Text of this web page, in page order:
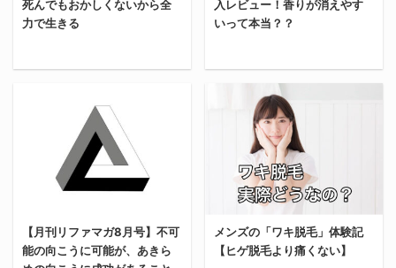
知名度を誇る美容室
アパートに引きこもって
ら。 別にVIOの毛なんて
気にしていないという男
なる。 俺はヒゲとワキを
にヒゲとワキも脱毛開始
済みで、一度脱毛のスッ
キリ感を知ってしまうと
ドンドン他の部位も脱毛
っている。 まだ一度も脱
毛をしたことがないって
いる。 しかし、タイ旅行
ではバカになって騒ぐに
っとグレードアップした
けど、基本的なスタンス
は何も変わっちゃいな
い。フードコートの安飯
をありがたがって食うこ
のメンバーが俺は好き。
そんなわけで、この記事
はタイ旅行の備忘録とさ
死んでもおかしくないから全
力で生きる
刊リファマガは下記リン
クから読めます。 少し暑
さが引いたかと思えば即
台風。 日本の気候のハー
ドさを感じつつ、色々あ
ていく。 リファインマガ
ジンの8月のアクセ
入レビュー！香りが消えやす
いって本当？？
今回は前に店舗レビュー
もした最先端オシャレ韓
国のコスメブランド
「TAMBURINS（タンバ
リンズ）」で新たに練り
香水を購入したから実際
に使ってみてレビューす
る。 これから購入を考え
ている人の参考になれば
【月刊リファマガ8月号】不可
能の向こうに可能が、あきら
メンズの「ワキ脱毛」体験記
【ヒゲ脱毛より痛くない】